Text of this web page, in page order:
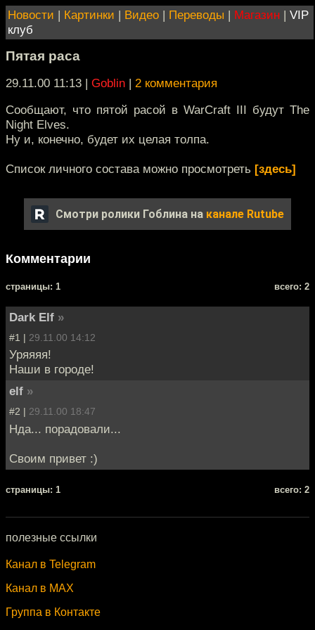
Новости | Картинки | Видео | Переводы | Магазин | VIP
клуб
Пятая раса
29.11.00 11:13 | Goblin | 2 комментария
Сообщают, что пятой расой в WarCraft III будут The
Night Elves.
Ну и, конечно, будет их целая толпа.
Список личного состава можно просмотреть [здесь]
Смотри ролики Гоблина на канале Rutube
Комментарии
cтраницы: 1 всего: 2
Dark Elf »
#1 | 29.11.00 14:12
Уряяяя!
Наши в городе!
elf »
#2 | 29.11.00 18:47
Нда... порадовали...
Своим привет :)
cтраницы: 1 всего: 2
полезные ссылки
Канал в Telegram
Канал в MAX
Группа в Контакте